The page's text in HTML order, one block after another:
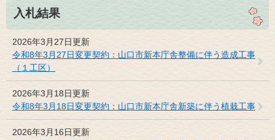
入札結果
2026年3月27日更新
令和8年3月27日変更契約：山口市新本庁舎整備に伴う造成工事
（１工区）
2026年3月18日更新
令和8年3月18日変更契約：山口市新本庁舎新築に伴う植栽工事
2026年3月16日更新